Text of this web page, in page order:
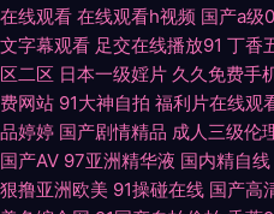
视频手机在线 白丝在线电影91 成人
伊人亚洲 欧洲一区二区 少妇欧美黄a
传媒 亚洲综合日韩在线 91白丝综合
妇乱子另类 精东视频黄 老湿影院x一
在线观看 在线观看h视频 国产a级0
文字幕观看 足交在线播放91 丁香
区二区 日本一级婬片 久久免费手
费网站 91大神自拍 福利片在线观
品婷婷 国产剧情精品 成人三级伦
国产AV 97亚洲精华液 国内精自线
狠撸亚洲欧美 91操碰在线 国产高